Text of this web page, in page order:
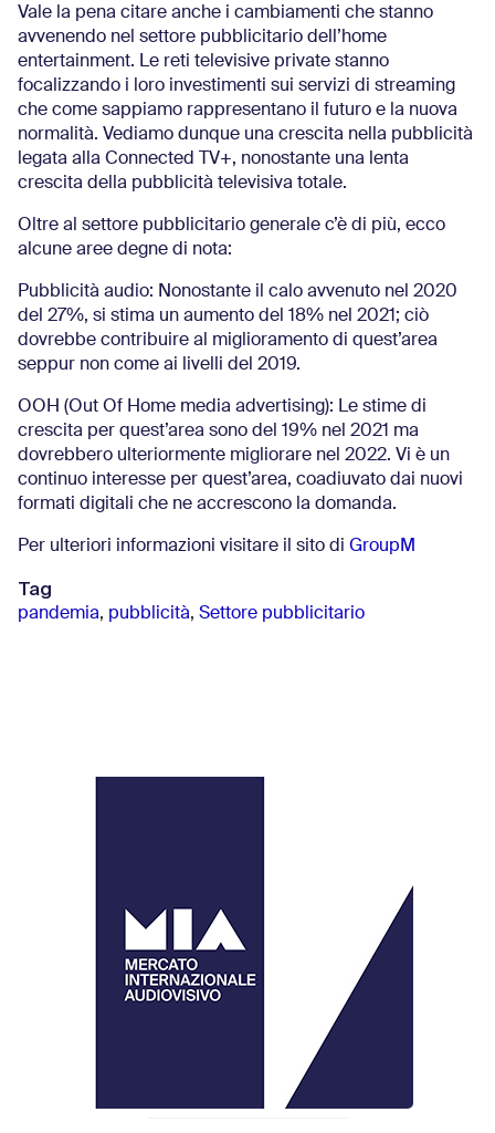
Vale la pena citare anche i cambiamenti che stanno
avvenendo nel settore pubblicitario dell’home
entertainment. Le reti televisive private stanno
focalizzando i loro investimenti sui servizi di streaming
che come sappiamo rappresentano il futuro e la nuova
normalità. Vediamo dunque una crescita nella pubblicità
legata alla Connected TV+, nonostante una lenta
crescita della pubblicità televisiva totale.
Oltre al settore pubblicitario generale c’è di più, ecco
alcune aree degne di nota:
Pubblicità audio: Nonostante il calo avvenuto nel 2020
del 27%, si stima un aumento del 18% nel 2021; ciò
dovrebbe contribuire al miglioramento di quest’area
seppur non come ai livelli del 2019.
OOH (Out Of Home media advertising): Le stime di
crescita per quest’area sono del 19% nel 2021 ma
dovrebbero ulteriormente migliorare nel 2022. Vi è un
continuo interesse per quest’area, coadiuvato dai nuovi
formati digitali che ne accrescono la domanda.
Per ulteriori informazioni visitare il sito di GroupM
Tag
pandemia, pubblicità, Settore pubblicitario